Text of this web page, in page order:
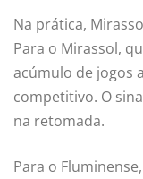
Na prática,
Para o Mirassol,
acúmulo de jogos
competitivo. O
na retomada.
Para o